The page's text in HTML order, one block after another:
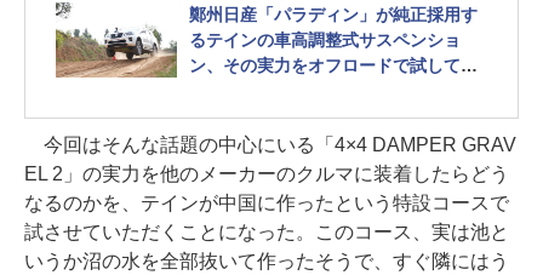
鄭州日産「パラディン」が純正採用す
るテインの車高調整式サスペンショ
ン、その実力をオフロードで試してみ
今回はそんな話題の中心にいる「4×4 DAMPER GRAV
EL 2」の実力を他のメーカーのクルマに装着したらどう
なるのかを、テインが中国に作ったという特設コースで
試させていただくことになった。このコース、実は池と
いうか沼の水を全部抜いて作ったそうで、すぐ隣にはう